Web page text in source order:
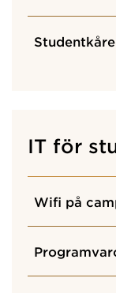
IT för
Wifi på